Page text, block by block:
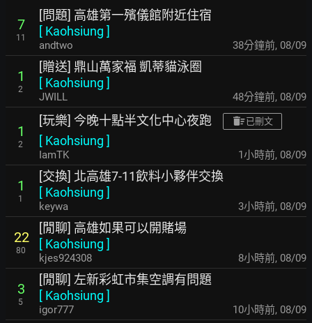
7
11
[問題] 高雄第一殯儀館附近住宿
[ Kaohsiung ]
andtwo 38分鐘前, 08/09
1
2
[贈送] 鼎山萬家福 凱蒂貓泳圈
[ Kaohsiung ]
JWILL 48分鐘前, 08/09
1
2
[玩樂] 今晚十點半文化中心夜跑 已刪文
[ Kaohsiung ]
IamTK 1小時前, 08/09
1
1
[交換] 北高雄7-11飲料小夥伴交換
[ Kaohsiung ]
keywa 3小時前, 08/09
22
80
[閒聊] 高雄如果可以開賭場
[ Kaohsiung ]
kjes924308 8小時前, 08/09
3
5
[閒聊] 左新彩虹市集空調有問題
[ Kaohsiung ]
igor777 10小時前, 08/09